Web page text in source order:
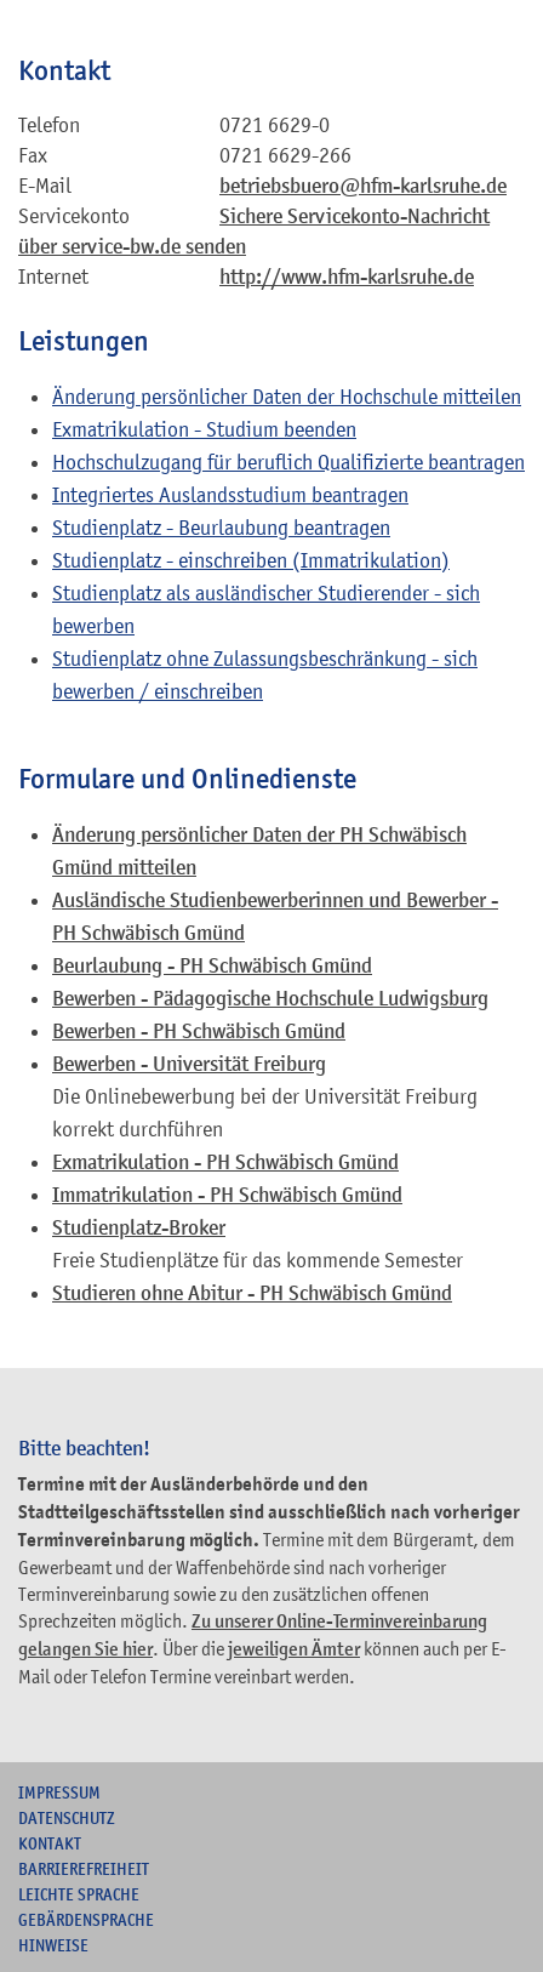
Bitte beachten!
Termine mit der Ausländerbehörde und den
Stadtteilgeschäftsstellen sind ausschließlich nach vorheriger
Terminvereinbarung möglich. Termine mit dem Bürgeramt, dem
Gewerbeamt und der Waffenbehörde sind nach vorheriger
Terminvereinbarung sowie zu den zusätzlichen offenen
Sprechzeiten möglich. Zu unserer Online-Terminvereinbarung
gelangen Sie hier. Über diejeweiligen Ämterkönnen auch per E-
Mail oder Telefon Termine vereinbart werden.
Kontakt
Telefon
0721 6629-0
Fax
0721 6629-266
E-Mail
betriebsbuero@hfm-karlsruhe.de
Servicekonto
Sichere Servicekonto-Nachricht
über service-bw.de senden
Internet http://www.hfm-karlsruhe.de
Leistungen
Änderung persönlicher Daten der Hochschule mitteilen
Exmatrikulation - Studium beenden
Hochschulzugang für beruflich Qualifizierte beantragen
Integriertes Auslandsstudium beantragen
Studienplatz - Beurlaubung beantragen
Studienplatz - einschreiben (Immatrikulation)
Studienplatz als ausländischer Studierender - sich
bewerben
Studienplatz ohne Zulassungsbeschränkung - sich
bewerben / einschreiben
Formulare und Onlinedienste
Änderung persönlicher Daten der PH Schwäbisch
Gmünd mitteilen
Ausländische Studienbewerberinnen und Bewerber -
PH Schwäbisch Gmünd
Beurlaubung - PH Schwäbisch Gmünd
Bewerben - Pädagogische Hochschule Ludwigsburg
Bewerben - PH Schwäbisch Gmünd
Bewerben - Universität Freiburg
Die Onlinebewerbung bei der Universität Freiburg
korrekt durchführen
Exmatrikulation - PH Schwäbisch Gmünd
Immatrikulation - PH Schwäbisch Gmünd
Studienplatz-Broker
Freie Studienplätze für das kommende Semester
Studieren ohne Abitur - PH Schwäbisch Gmünd
IMPRESSUM
DATENSCHUTZ
KONTAKT
BARRIEREFREIHEIT
LEICHTE SPRACHE
GEBÄRDENSPRACHE
HINWEISE